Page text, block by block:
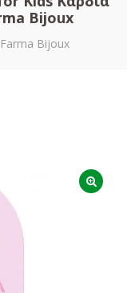
Bijoux
Bijoux